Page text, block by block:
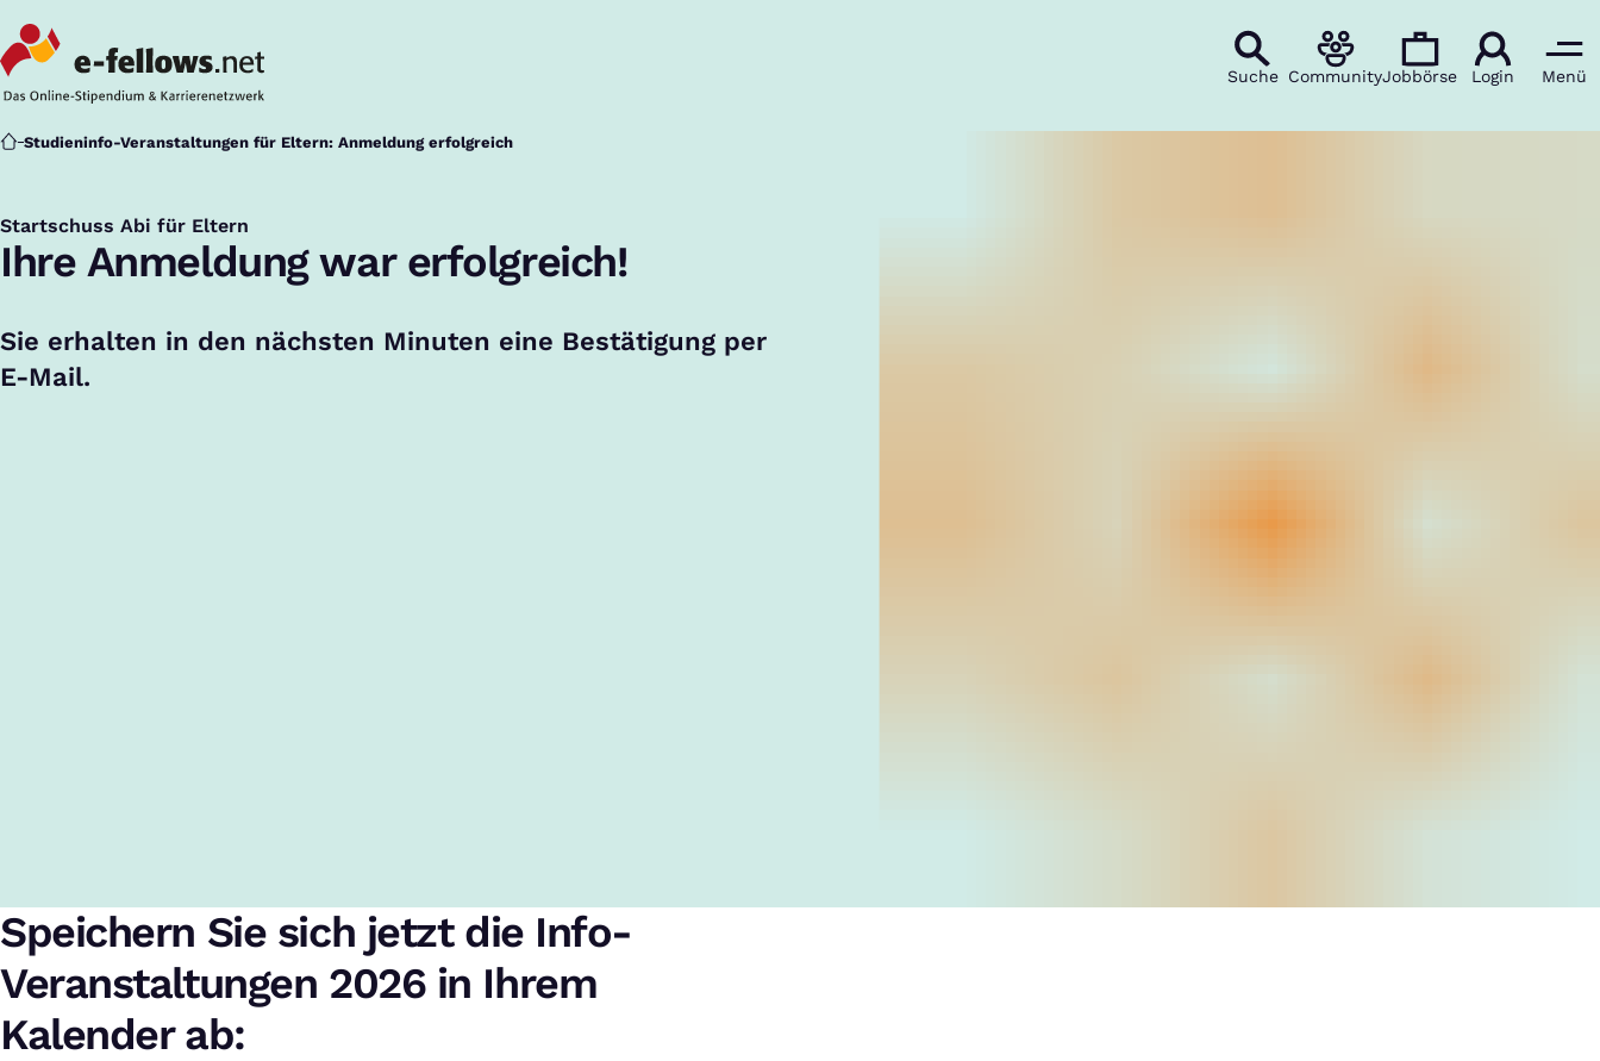
Suche CommunityJobbörse Login Menü
Startseite
Studieninfo-Veranstaltungen für Eltern: Anmeldung erfolgreich
Startschuss Abi für Eltern
:Ihre Anmeldung war erfolgreich!
Sie erhalten in den nächsten Minuten eine Bestätigung per
E-Mail.
Speichern Sie sich jetzt die Info-
Veranstaltungen 2026 in Ihrem
Kalender ab: